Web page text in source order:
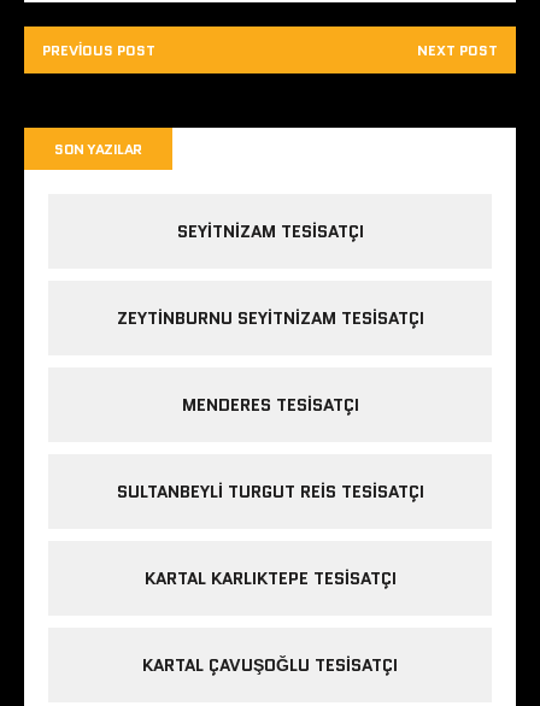
PREVIOUS POST NEXT POST
SON YAZILAR
SEYITNIZAM TESISATÇI
ZEYTINBURNU SEYITNIZAM TESISATÇI
MENDERES TESISATÇI
SULTANBEYLI TURGUT REIS TESISATÇI
KARTAL KARLIKTEPE TESISATÇI
KARTAL ÇAVUŞOĞLU TESISATÇI